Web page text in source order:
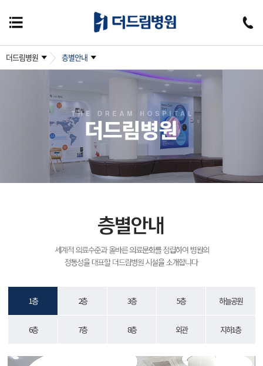
더드림병원 층별안내
1층 2층 3층 5층 하늘공원
6층 7층 8층 외관 지하1층